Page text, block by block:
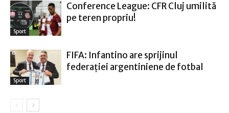
Sport
Conference League: CFR Cluj umilită
pe teren propriu!
Sport
FIFA: Infantino are sprijinul
federaţiei argentiniene de fotbal